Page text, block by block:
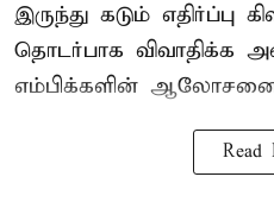
இருந்து கடும் எதிர்ப்பு
தொடர்பாக விவாதிக்க
எம்பிக்களின்
Read